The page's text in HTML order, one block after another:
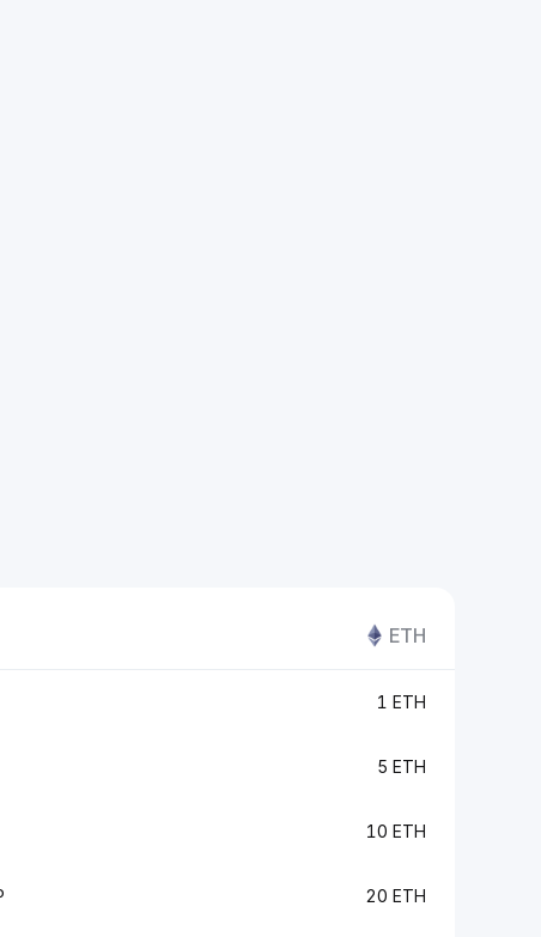
ETH
1 ETH
5 ETH
10 ETH
20 ETH